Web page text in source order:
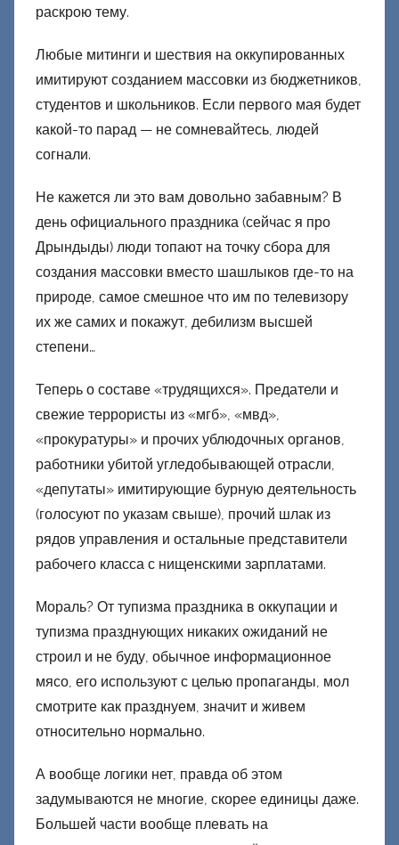
раскрою тему.
Любые митинги и шествия на оккупированных
имитируют созданием массовки из бюджетников,
студентов и школьников. Если первого мая будет
какой-то парад — не сомневайтесь, людей
согнали.
Не кажется ли это вам довольно забавным? В
день официального праздника (сейчас я про
Дрындыды) люди топают на точку сбора для
создания массовки вместо шашлыков где-то на
природе, самое смешное что им по телевизору
их же самих и покажут, дебилизм высшей
степени…
Теперь о составе «трудящихся». Предатели и
свежие террористы из «мгб», «мвд»,
«прокуратуры» и прочих ублюдочных органов,
работники убитой угледобывающей отрасли,
«депутаты» имитирующие бурную деятельность
(голосуют по указам свыше), прочий шлак из
рядов управления и остальные представители
рабочего класса с нищенскими зарплатами.
Мораль? От тупизма праздника в оккупации и
тупизма празднующих никаких ожиданий не
строил и не буду, обычное информационное
мясо, его используют с целью пропаганды, мол
смотрите как празднуем, значит и живем
относительно нормально.
А вообще логики нет, правда об этом
задумываются не многие, скорее единицы даже.
Большей части вообще плевать на